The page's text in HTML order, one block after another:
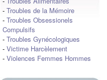
- Troubles de la Mémoire
- Troubles Obsessionels
Compulsifs
- Troubles Gynécologiques
- Victime Harcèlement
- Violences Femmes Hommes